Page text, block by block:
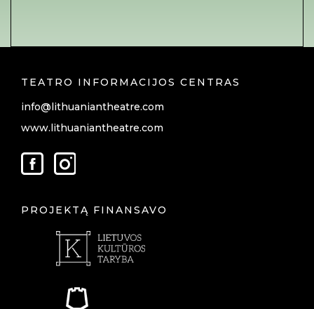
TEATRO INFORMACIJOS CENTRAS
info@lithuaniantheatre.com
www.lithuaniantheatre.com
PROJEKTĄ FINANSAVO